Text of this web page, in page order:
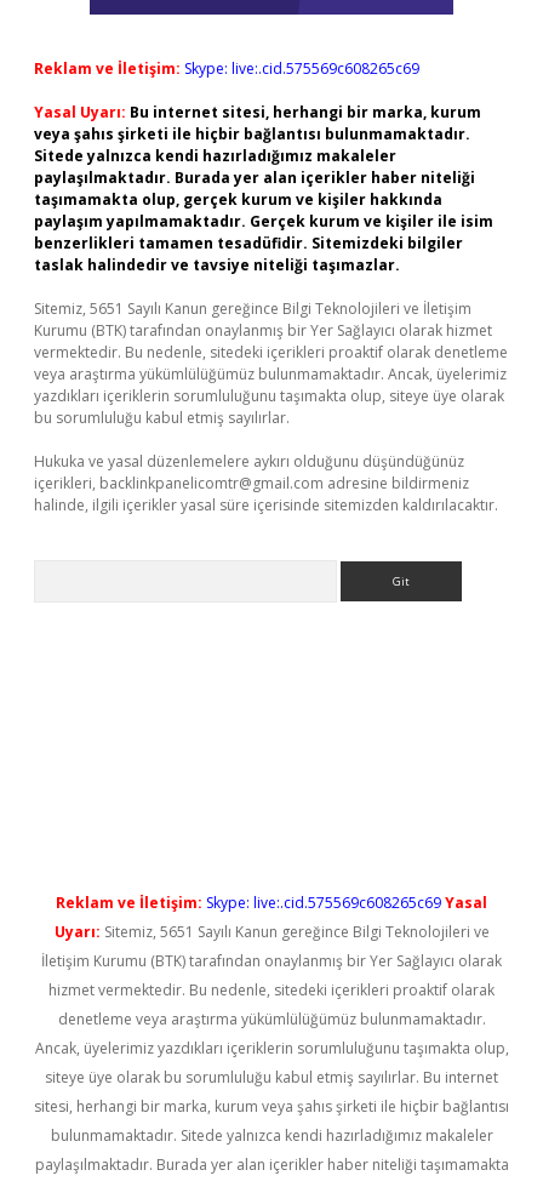
Reklam ve İletişim: Skype: live:.cid.575569c608265c69
Yasal Uyarı: Bu internet sitesi, herhangi bir marka, kurum
veya şahıs şirketi ile hiçbir bağlantısı bulunmamaktadır.
Sitede yalnızca kendi hazırladığımız makaleler
paylaşılmaktadır. Burada yer alan içerikler haber niteliği
taşımamakta olup, gerçek kurum ve kişiler hakkında
paylaşım yapılmamaktadır. Gerçek kurum ve kişiler ile isim
benzerlikleri tamamen tesadüfidir. Sitemizdeki bilgiler
taslak halindedir ve tavsiye niteliği taşımazlar.
Sitemiz, 5651 Sayılı Kanun gereğince Bilgi Teknolojileri ve İletişim
Kurumu (BTK) tarafından onaylanmış bir Yer Sağlayıcı olarak hizmet
vermektedir. Bu nedenle, sitedeki içerikleri proaktif olarak denetleme
veya araştırma yükümlülüğümüz bulunmamaktadır. Ancak, üyelerimiz
yazdıkları içeriklerin sorumluluğunu taşımakta olup, siteye üye olarak
bu sorumluluğu kabul etmiş sayılırlar.
Hukuka ve yasal düzenlemelere aykırı olduğunu düşündüğünüz
içerikleri, backlinkpanelicomtr@gmail.com adresine bildirmeniz
halinde, ilgili içerikler yasal süre içerisinde sitemizden kaldırılacaktır.
Reklam ve İletişim: Skype: live:.cid.575569c608265c69Yasal
Uyarı: Sitemiz, 5651 Sayılı Kanun gereğince Bilgi Teknolojileri ve
İletişim Kurumu (BTK) tarafından onaylanmış bir Yer Sağlayıcı olarak
hizmet vermektedir. Bu nedenle, sitedeki içerikleri proaktif olarak
denetleme veya araştırma yükümlülüğümüz bulunmamaktadır.
Ancak, üyelerimiz yazdıkları içeriklerin sorumluluğunu taşımakta olup,
siteye üye olarak bu sorumluluğu kabul etmiş sayılırlar. Bu internet
sitesi, herhangi bir marka, kurum veya şahıs şirketi ile hiçbir bağlantısı
bulunmamaktadır. Sitede yalnızca kendi hazırladığımız makaleler
paylaşılmaktadır. Burada yer alan içerikler haber niteliği taşımamakta